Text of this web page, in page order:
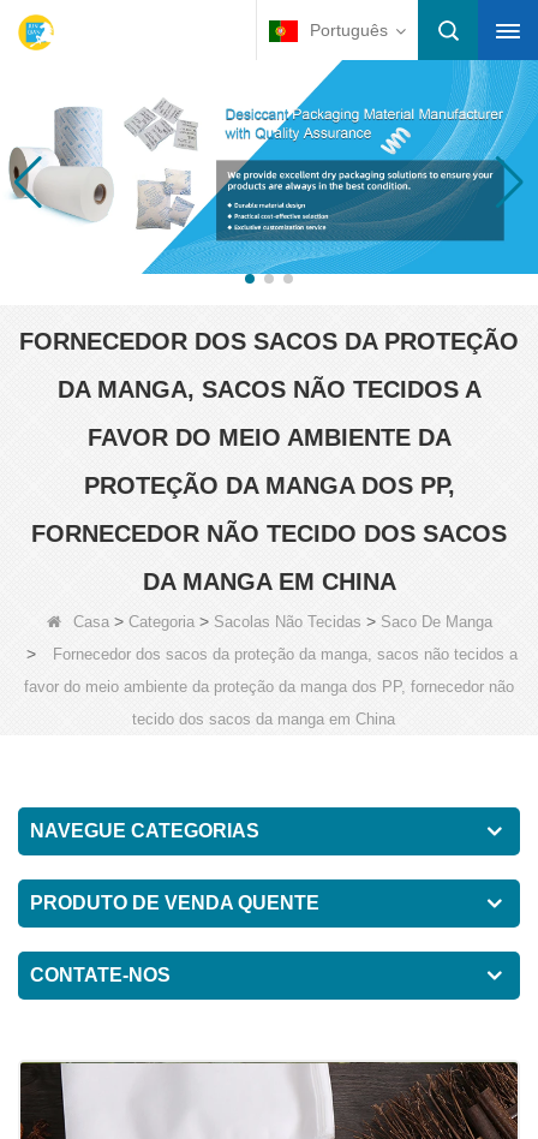
Português
FORNECEDOR DOS SACOS DA PROTEÇÃO
DA MANGA, SACOS NÃO TECIDOS A
FAVOR DO MEIO AMBIENTE DA
PROTEÇÃO DA MANGA DOS PP,
FORNECEDOR NÃO TECIDO DOS SACOS
DA MANGA EM CHINA
Casa> Categoria> Sacolas Não Tecidas > Saco De Manga
>
Fornecedor dos sacos da proteção da manga, sacos não tecidos a
favor do meio ambiente da proteção da manga dos PP, fornecedor não
tecido dos sacos da manga em China
NAVEGUE CATEGORIAS
PRODUTO DE VENDA QUENTE
CONTATE-NOS